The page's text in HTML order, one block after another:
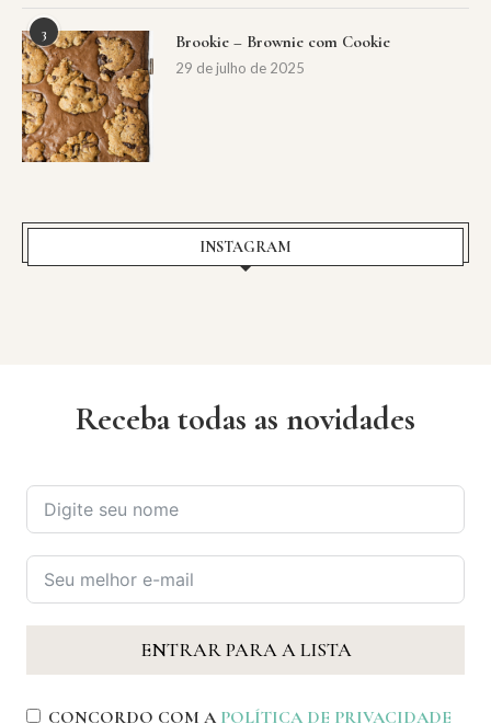
3 Brookie – Brownie com Cookie
29 de julho de 2025
INSTAGRAM
Receba todas as novidades
ENTRAR PARA A LISTA
CONCORDO COM A POLÍTICA DE PRIVACIDADE